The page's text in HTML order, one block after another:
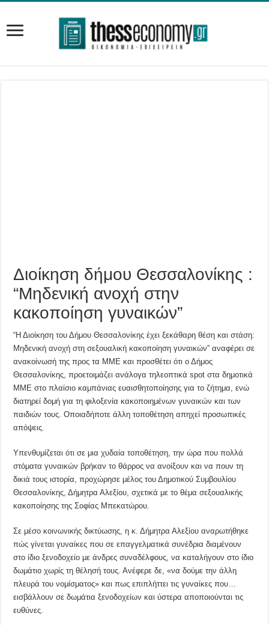
Διοίκηση δήμου Θεσσαλονίκης :
“Μηδενική ανοχή στην
κακοποίηση γυναικών”
“Η Διοίκηση του Δήμου Θεσσαλονίκης έχει ξεκάθαρη θέση και στάση:
Μηδενική ανοχή στη σεξουαλική κακοποίηση γυναικών” αναφέρει σε
ανακοίνωσή της προς τα ΜΜΕ και προσθέτει ότι ο Δήμος
Θεσσαλονίκης, προετοιμάζει ανάλογα τηλεοπτικά spot στα δημοτικά
ΜΜΕ στο πλαίσιο καμπάνιας ευαισθητοποίησης για το ζήτημα, ενώ
διατηρεί δομή για τη φιλοξενία κακοποιημένων γυναικών και των
παιδιών τους. Οποιαδήποτε άλλη τοποθέτηση απηχεί προσωπικές
απόψεις.
Υπενθυμίζεται ότι σε μια χυδαία τοποθέτηση, την ώρα που πολλά
στόματα γυναικών βρήκαν το θάρρος να ανοίξουν και να πουν τη
δικιά τους ιστορία, προχώρησε μέλος του Δημοτικού Συμβουλίου
Θεσσαλονίκης, Δήμητρα Αλεξίου, σχετικά με το θέμα σεξουαλικής
κακοποίησης της Σοφίας Μπεκατώρου.
Σε μέσο κοινωνικής δικτύωσης, η κ. Δήμητρα Αλεξίου αναρωτήθηκε
πώς γίνεται γυναίκες που σε επαγγελματικά συνέδρια διαμένουν
στο ίδιο ξενοδοχείο με άνδρες συναδέλφους, να καταλήγουν στο ίδιο
δωμάτιο χωρίς τη θέλησή τους. Ανέφερε δε, «να δούμε την άλλη
πλευρά του νομίσματος» και πως επιπλήττει τις γυναίκες που…
εισβάλλουν σε δωμάτια ξενοδοχείων και ύστερα αποποιούνται τις
ευθύνες.